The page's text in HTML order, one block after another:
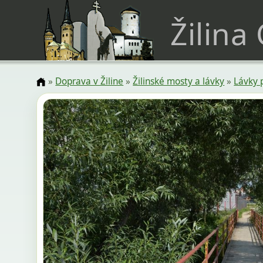
Žilina
» Doprava v Žiline »Žilinské mosty a lávky» Lávky